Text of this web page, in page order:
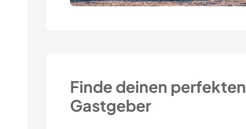
Finde deinen perfekten
Gastgeber